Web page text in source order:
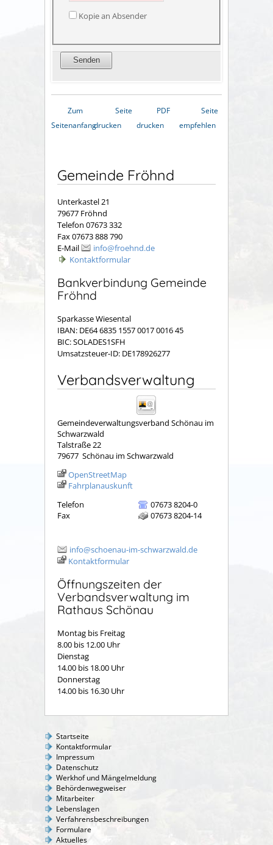
Kopie an Absender
Zum
Seitenanfang
Seite
drucken
PDF
drucken
Seite
empfehlen
Gemeinde Fröhnd
Unterkastel 21
79677 Fröhnd
Telefon 07673 332
Fax 07673 888 790
E-Mail
info@froehnd.de
Kontaktformular
Bankverbindung Gemeinde
Fröhnd
Sparkasse Wiesental
IBAN: DE64 6835 1557 0017 0016 45
BIC: SOLADES1SFH
Umsatzsteuer-ID: DE178926277
Verbandsverwaltung
Gemeindeverwaltungsverband Schönau im
Schwarzwald
Talstraße 22
79677 Schönau im Schwarzwald
OpenStreetMap
Fahrplanauskunft
Telefon
07673 8204-0
Fax
07673 8204-14
info@schoenau-im-schwarzwald.de
Kontaktformular
Öffnungszeiten der
Verbandsverwaltung im
Rathaus Schönau
Montag bis Freitag
8.00 bis 12.00 Uhr
Dienstag
14.00 bis 18.00 Uhr
Donnerstag
14.00 bis 16.30 Uhr
Startseite
Kontaktformular
Impressum
Datenschutz
Werkhof und Mängelmeldung
Behördenwegweiser
Mitarbeiter
Lebenslagen
Verfahrensbeschreibungen
Formulare
Aktuelles